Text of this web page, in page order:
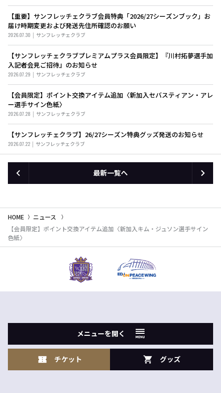
【重要】サンフレッチェクラブ会員特典「2026/27シーズンブック」お
届け時期変更および発送先住所確認のお願い
2026.07.30 サンフレッチェクラブ
【サンフレッチェクラブプレミアムプラス会員限定】『川村拓夢選手加
入記者会見ご招待』のお知らせ
2026.07.29 サンフレッチェクラブ
【会員限定】ポイント交換アイテム追加〈新加入セバスティアン・アレ
ー選手サイン色紙〉
2026.07.28 サンフレッチェクラブ
【サンフレッチェクラブ】26/27シーズン特典グッズ発送のお知らせ
2026.07.22 サンフレッチェクラブ
最新一覧へ
HOME
ニュース
【会員限定】ポイント交換アイテム追加〈新加入キム・ジュソン選手サイン
色紙〉
メニューを開く
チケット グッズ